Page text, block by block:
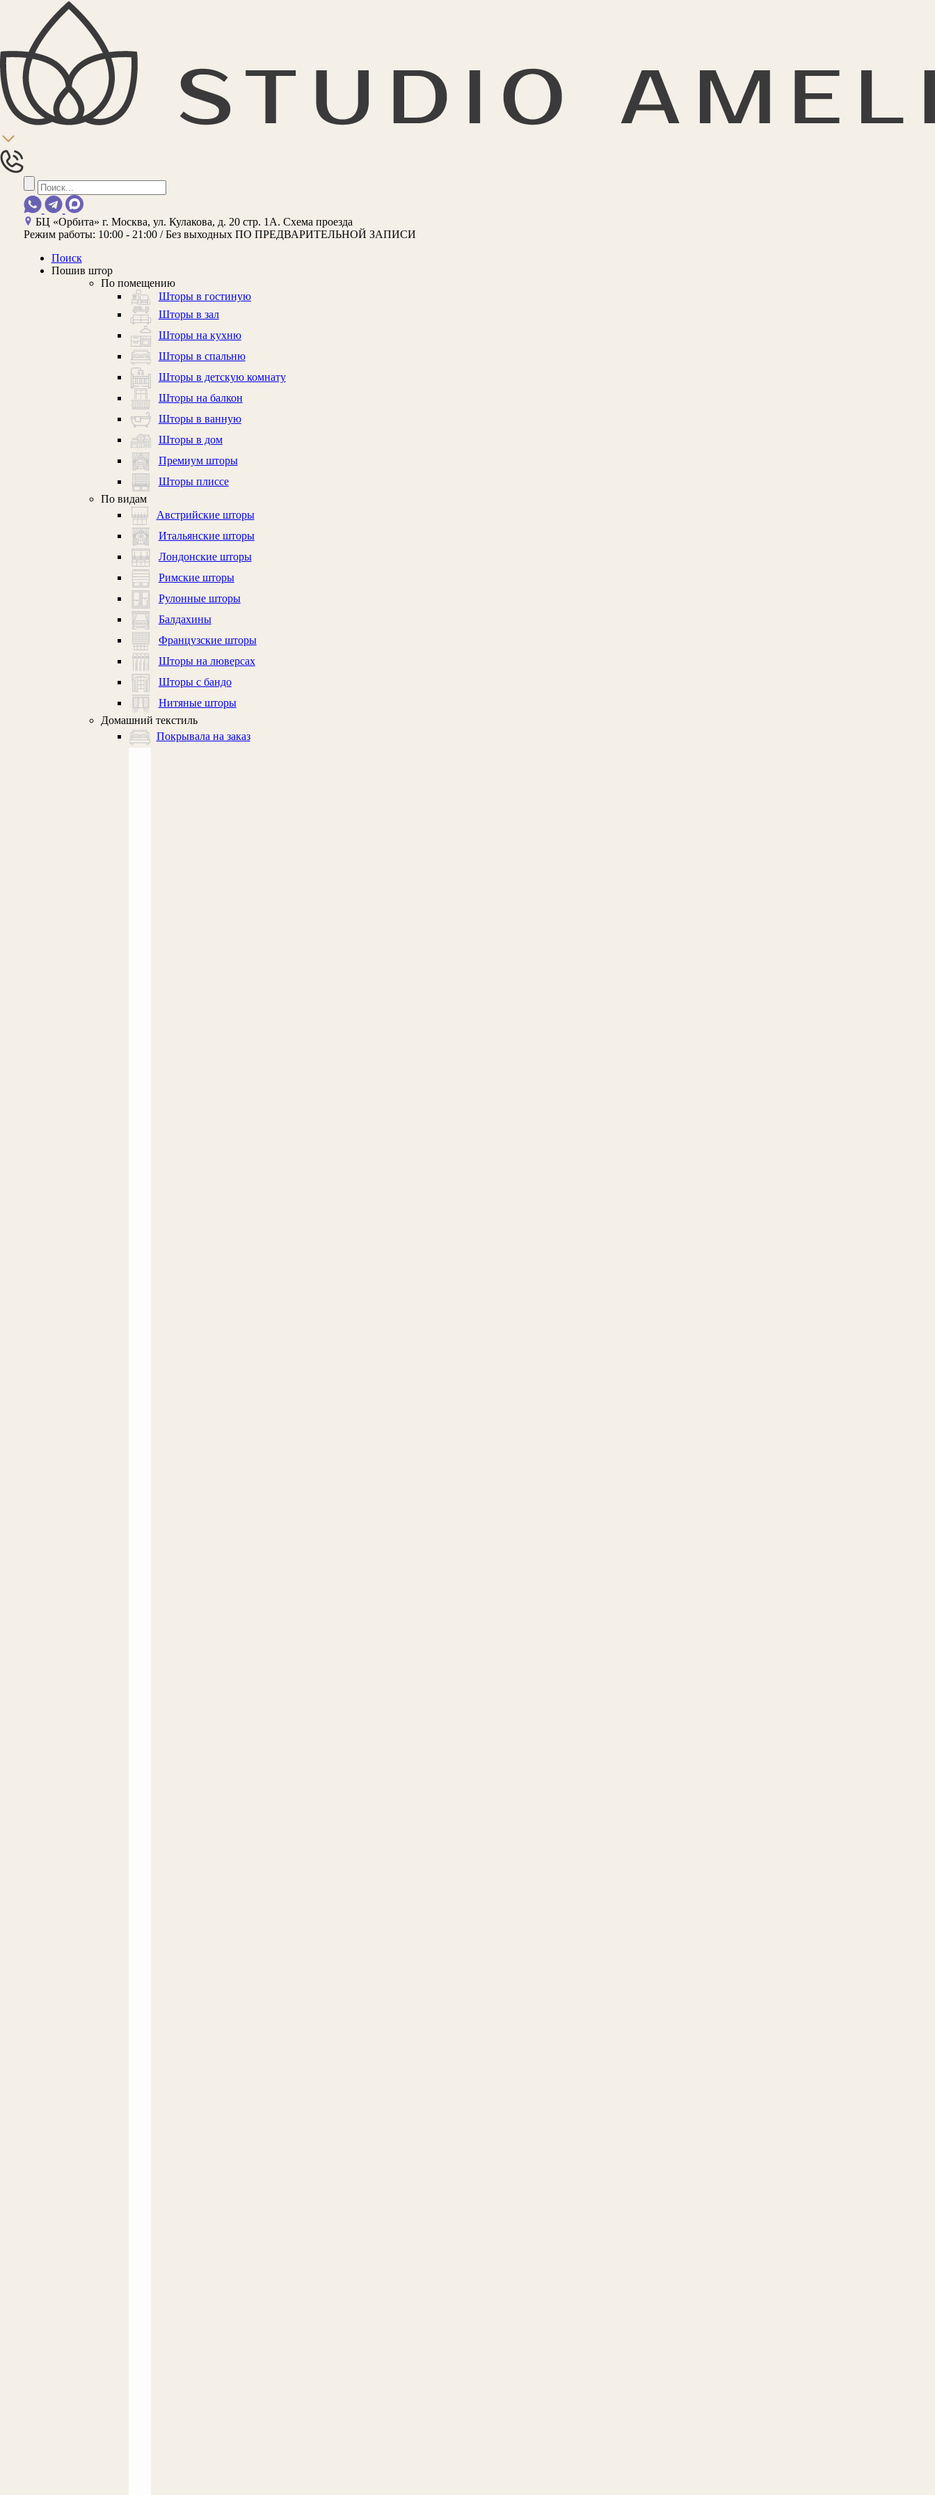
БЦ «Орбита» г. Москва, ул. Кулакова, д. 20 стр. 1А. Схема проезда
Режим работы: 10:00 - 21:00 / Без выходных ПО ПРЕДВАРИТЕЛЬНОЙ ЗАПИСИ
Поиск
Пошив штор
По помещению
Шторы в гостиную
Шторы в зал
Шторы на кухню
Шторы в спальню
Шторы в детскую комнату
Шторы на балкон
Шторы в ванную
Шторы в дом
Премиум шторы
Шторы плиссе
По видам
Австрийские шторы
Итальянские шторы
Лондонские шторы
Римские шторы
Рулонные шторы
Балдахины
Французские шторы
Шторы на люверсах
Шторы с бандо
Нитяные шторы
Домашний текстиль
Покрывала на заказ